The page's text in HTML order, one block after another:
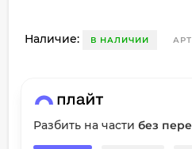
Наличие: В НАЛИЧИИ
Разбить на части без